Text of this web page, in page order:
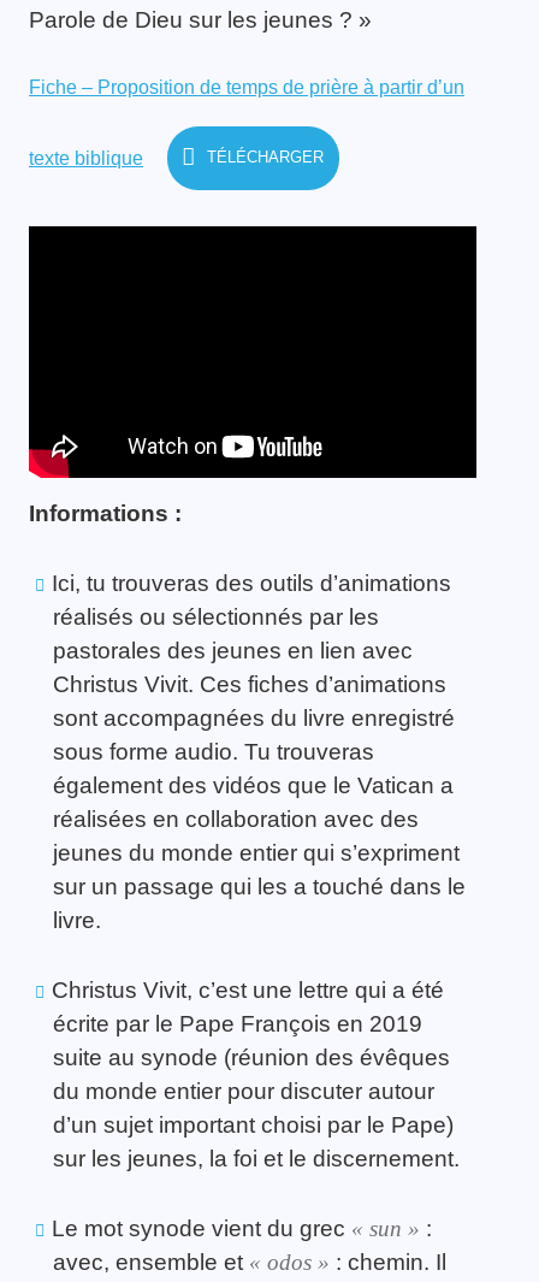
Parole de Dieu sur les jeunes ? »
Fiche – Proposition de temps de prière à partir d’un
texte biblique TÉLÉCHARGER
Informations :
Ici, tu trouveras des outils d’animations
réalisés ou sélectionnés par les
pastorales des jeunes en lien avec
Christus Vivit. Ces fiches d’animations
sont accompagnées du livre enregistré
sous forme audio. Tu trouveras
également des vidéos que le Vatican a
réalisées en collaboration avec des
jeunes du monde entier qui s’expriment
sur un passage qui les a touché dans le
livre.
Christus Vivit, c’est une lettre qui a été
écrite par le Pape François en 2019
suite au synode (réunion des évêques
du monde entier pour discuter autour
d’un sujet important choisi par le Pape)
sur les jeunes, la foi et le discernement.
Le mot synode vient du grec « sun » :
avec, ensemble et « odos » : chemin. Il